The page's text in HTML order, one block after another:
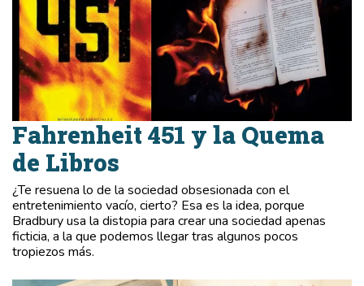
Fahrenheit 451 y la Quema
de Libros
¿Te resuena lo de la sociedad obsesionada con el
entretenimiento vacío, cierto? Esa es la idea, porque
Bradbury usa la distopia para crear una sociedad apenas
ficticia, a la que podemos llegar tras algunos pocos
tropiezos más.